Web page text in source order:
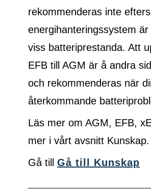
rekommenderas inte
energihanteringssystem
viss batteriprestanda. Att
EFB till AGM är å andra
och rekommenderas när
återkommande
Läs mer om AGM, EFB,
mer i vårt avsnitt Kunskap.
Gå till Gå till Kunskap